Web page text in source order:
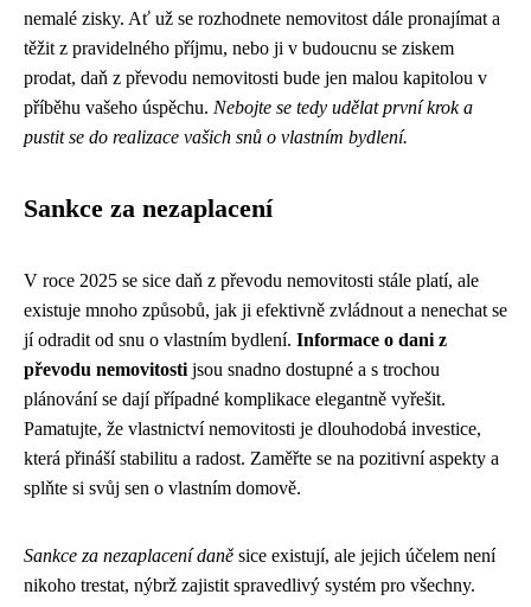
nemalé zisky. Ať už se rozhodnete nemovitost dále pronajímat a
těžit z pravidelného příjmu, nebo ji v budoucnu se ziskem
prodat, daň z převodu nemovitosti bude jen malou kapitolou v
příběhu vašeho úspěchu. Nebojte se tedy udělat první krok a
pustit se do realizace vašich snů o vlastním bydlení.
Sankce za nezaplacení
V roce 2025 se sice daň z převodu nemovitosti stále platí, ale
existuje mnoho způsobů, jak ji efektivně zvládnout a nenechat se
jí odradit od snu o vlastním bydlení. Informace o dani z
převodu nemovitosti jsou snadno dostupné a s trochou
plánování se dají případné komplikace elegantně vyřešit.
Pamatujte, že vlastnictví nemovitosti je dlouhodobá investice,
která přináší stabilitu a radost. Zaměřte se na pozitivní aspekty a
splňte si svůj sen o vlastním domově.
Sankce za nezaplacení daně sice existují, ale jejich účelem není
nikoho trestat, nýbrž zajistit spravedlivý systém pro všechny.